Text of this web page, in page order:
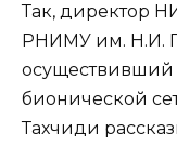
Так, директор
РНИМУ им. Н.И.
бионической
Тахчиди